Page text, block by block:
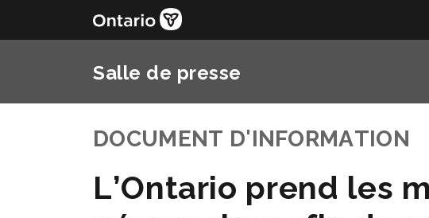
Salle de presse
DOCUMENT D'INFORMATION
L’Ontario prend les